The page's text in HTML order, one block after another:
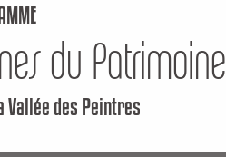
du Patrimoine
des Peintres